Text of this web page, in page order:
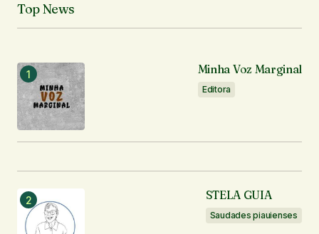
Top News
Minha Voz Marginal
Editora
STELA GUIA
Saudades piauienses